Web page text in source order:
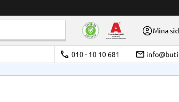
Mina
call 010 - 10 10 681 email